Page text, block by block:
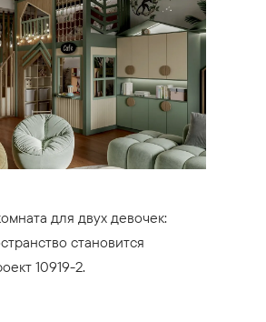
для двух девочек:
становится
10919-2.